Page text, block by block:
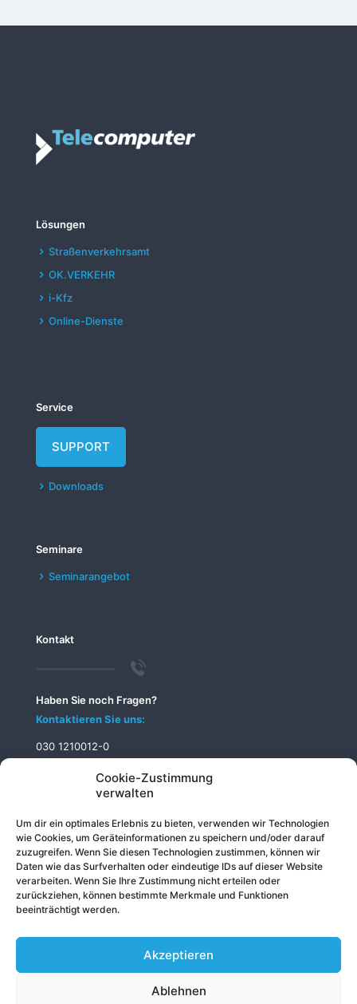
Cookie-Zustimmung
verwalten
Um dir ein optimales Erlebnis zu bieten, verwenden wir Technologien
wie Cookies, um Geräteinformationen zu speichern und/oder darauf
zuzugreifen. Wenn Sie diesen Technologien zustimmen, können wir
Daten wie das Surfverhalten oder eindeutige IDs auf dieser Website
verarbeiten. Wenn Sie Ihre Zustimmung nicht erteilen oder
zurückziehen, können bestimmte Merkmale und Funktionen
beeinträchtigt werden.
Akzeptieren
Ablehnen
Lösungen
Straßenverkehrsamt
OK.VERKEHR
i-Kfz
Online-Dienste
Service
SUPPORT
Downloads
Seminare
Seminarangebot
Kontakt
Haben Sie noch Fragen?
Kontaktieren Sie uns:
030 1210012-0
info@telecomputer.de
© 2026 Telecomputer GmbH Impressum